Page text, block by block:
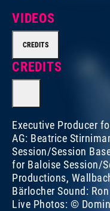
VIDEOS
CREDITS
CREDITS
Executive Producer
AG: Beatrice
Session/Session
for Baloise Session/
Productions,
Bärlocher Sound:
Live Photos: ©